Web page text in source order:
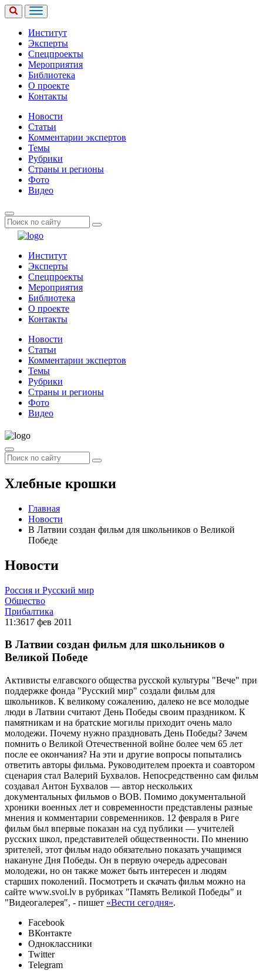
Институт
Эксперты
Спецпроекты
Мероприятия
Библиотека
О проекте
Контакты
Новости
Статьи
Комментарии экспертов
Темы
Рубрики
Страны и регионы
Фото
Видео
Институт
Эксперты
Спецпроекты
Мероприятия
Библиотека
О проекте
Контакты
Новости
Статьи
Комментарии экспертов
Темы
Рубрики
Страны и регионы
Фото
Видео
Хлебные крошки
Главная
Новости
В Латвии создан фильм для школьников о Великой
Победе
Новости
Россия и Русский мир
Общество
Прибалтика
11:3617 фев 2011
В Латвии создан фильм для школьников о
Великой Победе
Активисты елгавского общества русской культуры "Вече" при
поддержке фонда "Русский мир" создали фильм для
школьников. К великому сожалению, далеко не все молодые
люди в Латвии считают День Победы своим праздником. К
памятникам и на братские могилы приходит очень мало
молодежи. Почему нужно праздновать День Победы? Зачем
помнить о Великой Отечественной войне более чем 65 лет
после ее окончания? На эти и другие вопросы попытались
ответить авторы фильма. Руководителем проекта и соавтором
сценария стал Валерий Бухвалов. Непосредственно сам фильм
создавал Антон Бухвалов — автор нескольких
документальных фильмов о ВОВ. Помимо документальной
хроники военных лет и современности представлены разные
мнения и комментарии современников. 12 февраля в Риге
фильм был впервые показан на суд публики — учителей
русских школ, представителей общественности. По мнению
зрителей, этот фильм надо обязательно показать учащимся
накануне Дня Победы. Он в первую очередь адресован
молодежи, но он также может быть интересен и людям
старших поколений. Посмотреть и скачать фильм можно на
сайте www.svoi.lv в рубриках "Память Великой Победы" и
"Видеогалерея", - пишет «Вести сегодня».
Facebook
ВКонтакте
Одноклассники
Twitter
Telegram